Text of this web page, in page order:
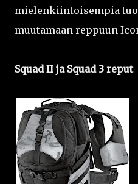
mielenkiintoisempia
muutamaan reppuun
Squad II ja Squad 3 reput